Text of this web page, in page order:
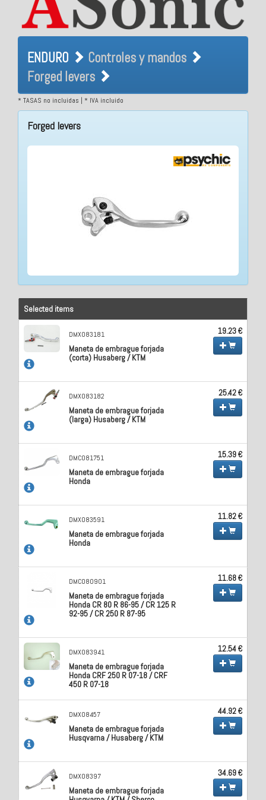
ENDURO Controles y
mandos Forged levers
ENDURO
Controles y mandos
Forged levers
* TASAS no incluidas | * IVA incluido
Forged levers
Selected items
DMX083181
Maneta de embrague forjada
(corta) Husaberg / KTM
19.23 €
DMX083182
Maneta de embrague forjada
(larga) Husaberg / KTM
25.42 €
DMC081751
Maneta de embrague forjada
Honda
15.39 €
DMX083591
Maneta de embrague forjada
Honda
11.82 €
DMC080901
Maneta de embrague forjada
Honda CR 80 R 86-95 / CR 125 R
92-95 / CR 250 R 87-95
11.68 €
DMX083941
Maneta de embrague forjada
Honda CRF 250 R 07-18 / CRF
450 R 07-18
12.54 €
DMX08457
Maneta de embrague forjada
Husqvarna / Husaberg / KTM
44.92 €
DMX08397
Maneta de embrague forjada
34.69 €